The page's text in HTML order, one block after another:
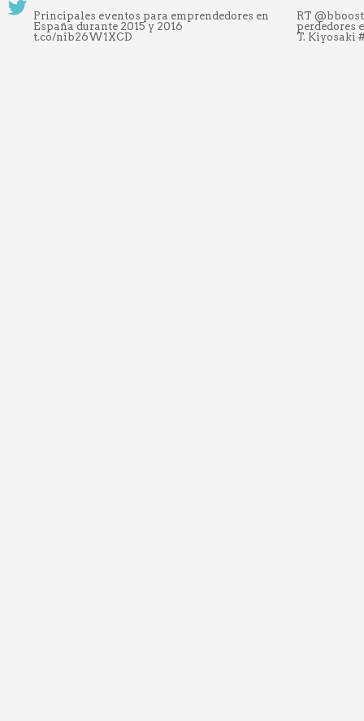
Principales eventos para emprendedores en
España durante 2015 y 2016
t.co/nib26W1XCD
RT
perdedores
T. Kiyosaki